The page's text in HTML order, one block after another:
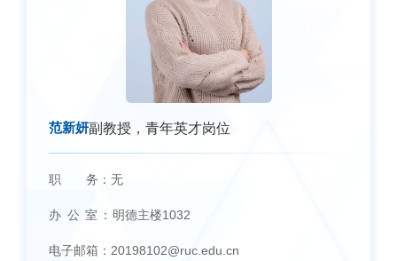
范新妍副教授，青年英才岗位
职 务： 无
办 公 室： 明德主楼1032
电子邮箱： 20198102@ruc.edu.cn